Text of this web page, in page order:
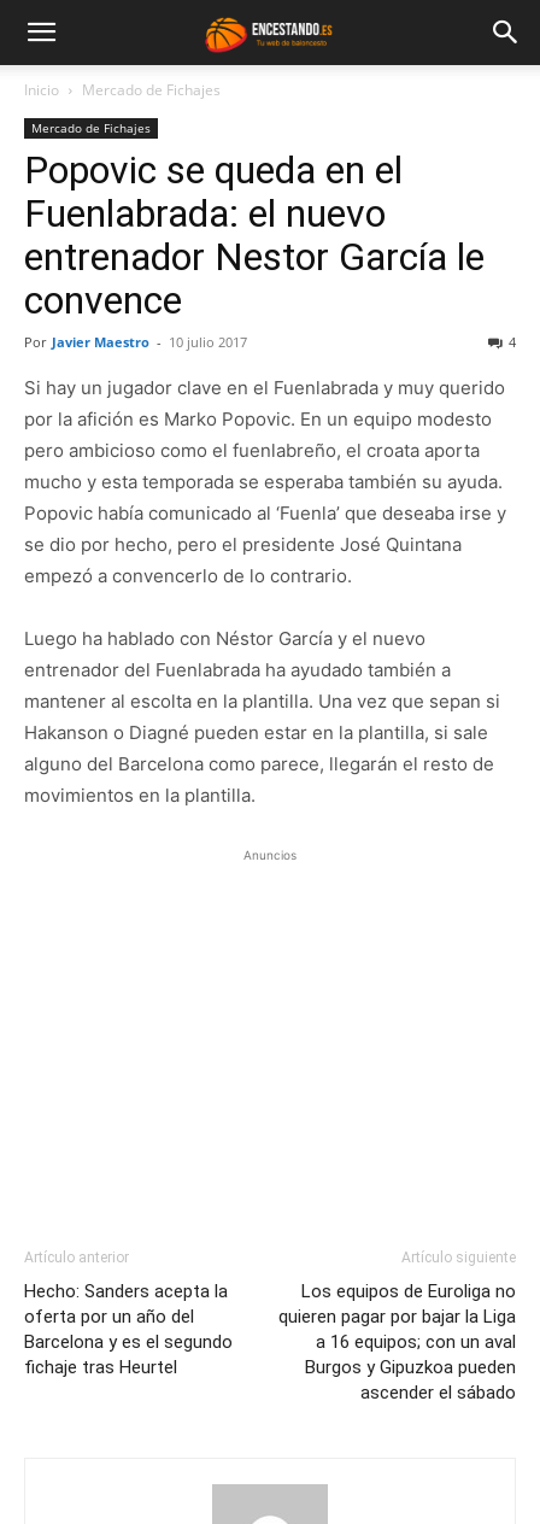
Inicio Mercado de Fichajes
Mercado de Fichajes
Popovic se queda en el
Fuenlabrada: el nuevo
entrenador Nestor García le
convence
Por Javier Maestro - 10 julio 2017 4
Si hay un jugador clave en el Fuenlabrada y muy querido
por la afición es Marko Popovic. En un equipo modesto
pero ambicioso como el fuenlabreño, el croata aporta
mucho y esta temporada se esperaba también su ayuda.
Popovic había comunicado al ‘Fuenla’ que deseaba irse y
se dio por hecho, pero el presidente José Quintana
empezó a convencerlo de lo contrario.
Luego ha hablado con Néstor García y el nuevo
entrenador del Fuenlabrada ha ayudado también a
mantener al escolta en la plantilla. Una vez que sepan si
Hakanson o Diagné pueden estar en la plantilla, si sale
alguno del Barcelona como parece, llegarán el resto de
movimientos en la plantilla.
Anuncios
Artículo anterior
Hecho: Sanders acepta la
oferta por un año del
Barcelona y es el segundo
fichaje tras Heurtel
Artículo siguiente
Los equipos de Euroliga no
quieren pagar por bajar la Liga
a 16 equipos; con un aval
Burgos y Gipuzkoa pueden
ascender el sábado